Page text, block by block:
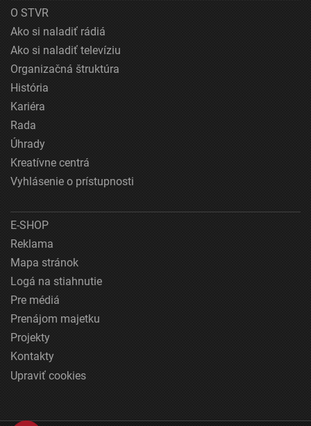
O STVR
Ako si naladiť rádiá
Ako si naladiť televíziu
Organizačná štruktúra
História
Kariéra
Rada
Úhrady
Kreatívne centrá
Vyhlásenie o prístupnosti
E-SHOP
Reklama
Mapa stránok
Logá na stiahnutie
Pre médiá
Prenájom majetku
Projekty
Kontakty
Upraviť cookies